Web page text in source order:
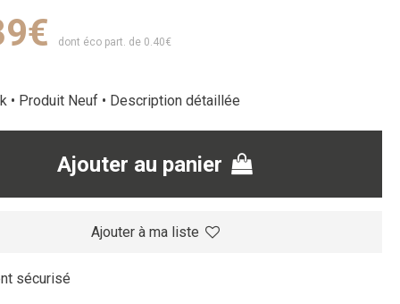
dont éco part. de 0.40€
• Produit Neuf • Description détaillée
Ajouter au panier
Ajouter à ma liste
sécurisé